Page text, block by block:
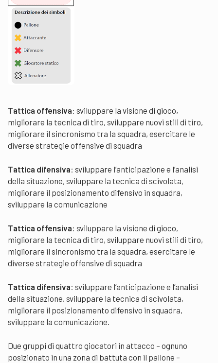
Tattica offensiva: sviluppare la visione di gioco,
migliorare la tecnica di tiro, sviluppare nuovi stili di tiro,
migliorare il sincronismo tra la squadra, esercitare le
diverse strategie offensive di squadra
Tattica difensiva: sviluppare l’anticipazione e l’analisi
della situazione, sviluppare la tecnica di scivolata,
migliorare il posizionamento difensivo in squadra,
sviluppare la comunicazione
Tattica offensiva: sviluppare la visione di gioco,
migliorare la tecnica di tiro, sviluppare nuovi stili di tiro,
migliorare il sincronismo tra la squadra, esercitare le
diverse strategie offensive di squadra
Tattica difensiva: sviluppare l’anticipazione e l’analisi
della situazione, sviluppare la tecnica di scivolata,
migliorare il posizionamento difensivo in squadra,
sviluppare la comunicazione.
Due gruppi di quattro giocatori in attacco – ognuno
posizionato in una zona di battuta con il pallone –